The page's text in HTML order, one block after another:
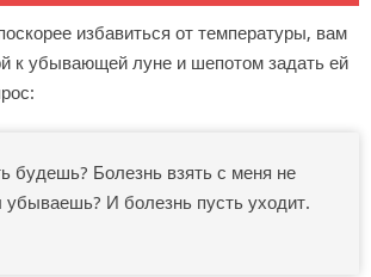
избавиться от температуры, вам
к убывающей луне и шепотом задать ей
будешь? Болезнь взять с меня не
И болезнь пусть уходит.